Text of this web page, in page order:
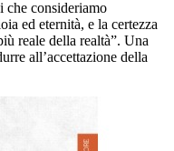
che consideriamo
ed eternità, e la certezza
reale della realtà”. Una
all’accettazione della